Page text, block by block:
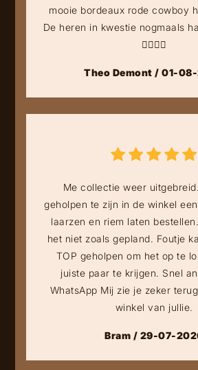
mooie bordeaux rode cowboy
De heren in kwestie nogmaals
👍🏻👍🏻
Theo Demont / 01-
Me collectie weer
geholpen te zijn in de winkel
laarzen en riem laten
het niet zoals gepland. Foutje
TOP geholpen om het op te
juiste paar te krijgen. Snel
WhatsApp Mij zie je zeker
winkel van jullie.
Bram / 29-07-